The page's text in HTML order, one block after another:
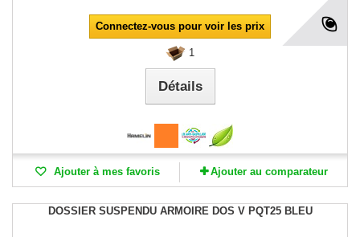
Connectez-vous pour voir les prix
1
Détails
Ajouter à mes favoris Ajouter au comparateur
DOSSIER SUSPENDU ARMOIRE DOS V PQT25 BLEU